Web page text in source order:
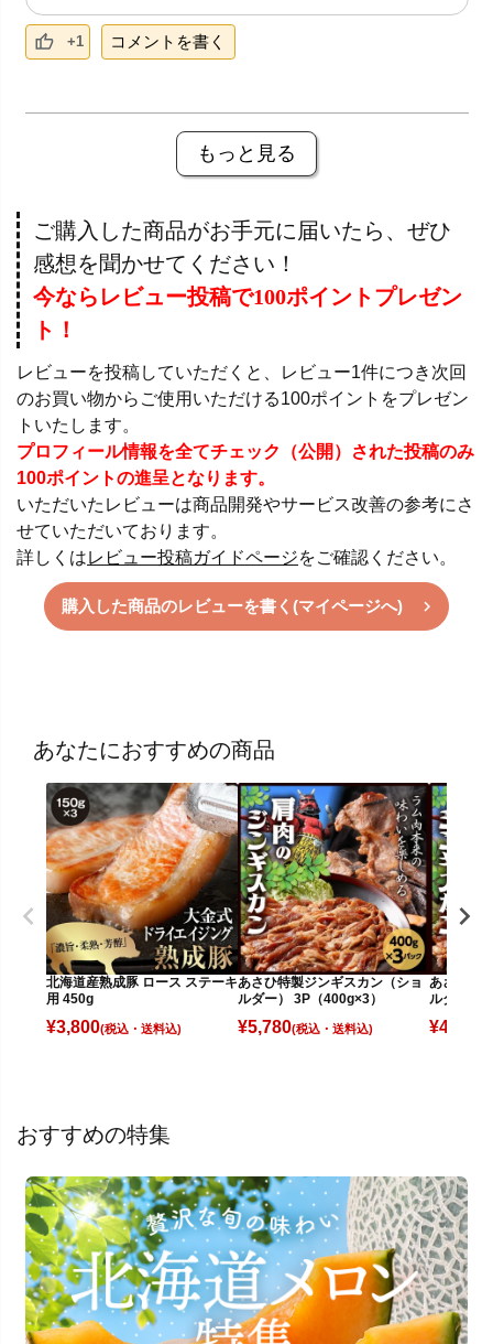
+1 コメントを書く
もっと見る
ご購入した商品がお手元に届いたら、ぜひ
感想を聞かせてください！
今ならレビュー投稿で100ポイントプレゼン
ト！
レビューを投稿していただくと、レビュー1件につき次回
のお買い物からご使用いただける100ポイントをプレゼン
トいたします。
プロフィール情報を全てチェック（公開）された投稿のみ
100ポイントの進呈となります。
いただいたレビューは商品開発やサービス改善の参考にさ
せていただいております。
詳しくはレビュー投稿ガイドページをご確認ください。
購入した商品のレビューを書く(マイページへ)
あなたにおすすめの商品
北海道産熟成豚 ロース ステーキ
用 450g
¥3,800(税込)
あさひ特製ジンギスカン（ショ
ルダー） 3P（400g×3）
¥5,780(税込)
あさひ特
ルダー）
¥4,380
おすすめの特集